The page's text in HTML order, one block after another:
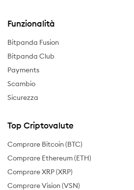
Funzionalità
Bitpanda Fusion
Bitpanda Club
Payments
Scambio
Sicurezza
Top Criptovalute
Comprare Bitcoin (BTC)
Comprare Ethereum (ETH)
Comprare XRP (XRP)
Comprare Vision (VSN)